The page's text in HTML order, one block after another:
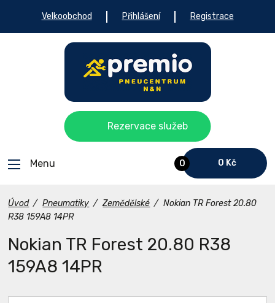
Velkoobchod Přihlášení Registrace
0 0 Kč
Menu
Rezervace služeb
Úvod / Pneumatiky / Zemědělské / Nokian TR Forest 20.80
R38 159A8 14PR
Nokian TR Forest 20.80 R38
159A8 14PR